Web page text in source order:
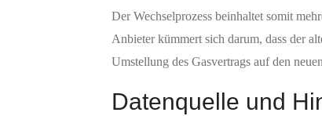
Der Wechselprozess beinhaltet somit
Anbieter kümmert sich darum, dass der
Umstellung des Gasvertrags auf den
Datenquelle und